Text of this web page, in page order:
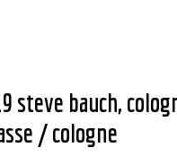
steve bauch,
/ cologne